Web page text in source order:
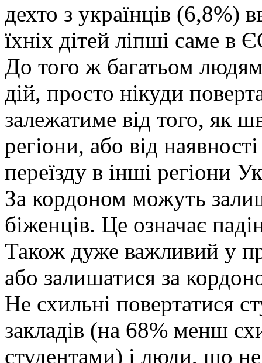
дехто з українців (6,8%)
їхніх дітей ліпші саме в
До того ж багатьом
дій, просто нікуди
залежатиме від того, як
регіони, або від
переїзду в інші регіони
За кордоном можуть
біженців. Це означає
Також дуже важливий у
або залишатися за
Не схильні повертатися
закладів (на 68% менш
студентами) і люди, що